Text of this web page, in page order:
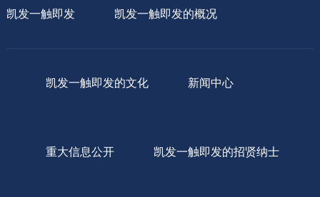
凯发一触即发 凯发一触即发的概况
凯发一触即发的文化 新闻中心
重大信息公开 凯发一触即发的招贤纳士